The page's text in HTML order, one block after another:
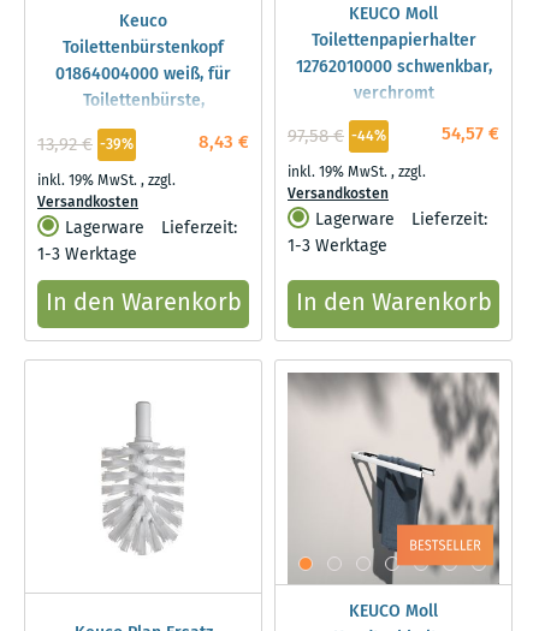
Keuco
Toilettenbürstenkopf
01864004000 weiß, für
Toilettenbürste,
Ersatzbürstenkopf
8,43 €
13,92 € -39%
inkl. 19% MwSt.,zzgl.
Versandkosten
Lagerware
Lieferzeit:
1-3 Werktage
In den Warenkorb
KEUCO Moll
Toilettenpapierhalter
12762010000 schwenkbar,
verchromt
54,57 €
97,58 € -44%
inkl. 19% MwSt.,zzgl.
Versandkosten
Lagerware
Lieferzeit:
1-3 Werktage
In den Warenkorb
KEUCO Moll